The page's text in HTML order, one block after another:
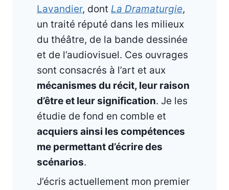
Lavandier, dont La Dramaturgie,
un traité réputé dans les milieux
du théâtre, de la bande dessinée
et de l’audiovisuel. Ces ouvrages
sont consacrés à l’art et aux
mécanismes du récit, leur raison
d’être et leur signification. Je les
étudie de fond en comble et
acquiers ainsi les compétences
me permettant d’écrire des
scénarios.
J’écris actuellement mon premier